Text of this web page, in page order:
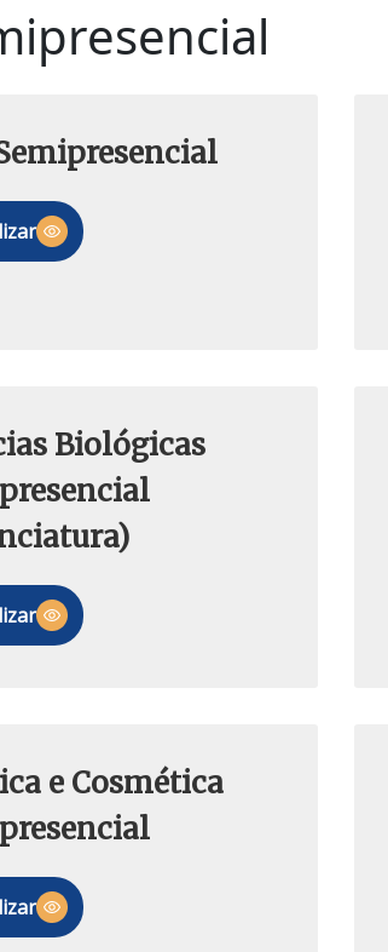
Biológicas
e Cosmética